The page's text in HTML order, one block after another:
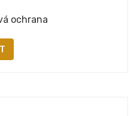
ochrana